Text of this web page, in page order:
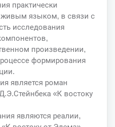
практически
языком, в связи с
исследования
произведении,
формирования
является роман
«К востоку
являются реалии,